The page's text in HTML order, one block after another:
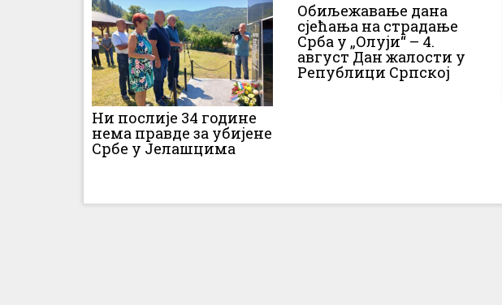
Ни послије 34 године
нема правде за убијене
Србе у Јелашцима
Обиљежавање дана
сјећања на страдање
Срба у „Олуји“ – 4.
август Дан жалости у
Републици Српској